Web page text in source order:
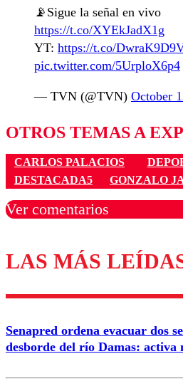
📡Sigue la señal en vivo
https://t.co/XYEkJadX1g
YT: https://t.co/
pic.twitter.com/5UrploX6p4
— TVN (@TVN) October
OTROS TEMAS A
CARLOS PALACIOS
DESTACADA5
GONZALO
Ver comentarios
Los comentarios son
diálogo
Correo
LAS MÁS
Senapred ordena evacuar dos
desborde del río Damas: activa